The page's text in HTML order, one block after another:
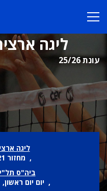
ליגה
עונת 25/26
ליגה
, מחזור 21, עונת 25/26
ביה"ס תל"י
, יום יום ראשון, 24/05/2026,